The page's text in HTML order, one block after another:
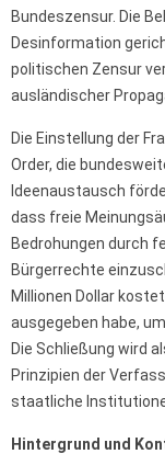
Bundeszensur. Die
Desinformation
politischen Zensur
ausländischer
Die Einstellung der
Order, die
Ideenaustausch
dass freie
Bedrohungen durch
Bürgerrechte
Millionen Dollar
ausgegeben habe,
Die Schließung wird
Prinzipien der
staatliche
Hintergrund und